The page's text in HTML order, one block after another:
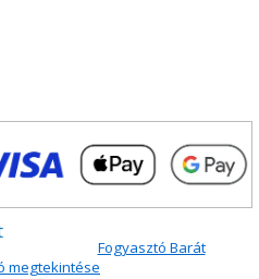
Fogyasztó Barát
megtekintése